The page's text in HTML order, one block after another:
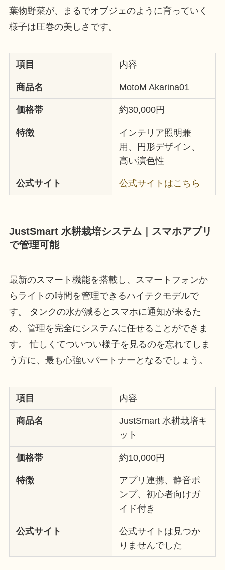
葉物野菜が、まるでオブジェのように育っていく
様子は圧巻の美しさです。
項目 内容
商品名 MotoM Akarina01
価格帯 約30,000円
特徴
インテリア照明兼
用、円形デザイン、
高い演色性
公式サイト 公式サイトはこちら
JustSmart 水耕栽培システム｜スマホアプリ
で管理可能
最新のスマート機能を搭載し、スマートフォンか
らライトの時間を管理できるハイテクモデルで
す。 タンクの水が減るとスマホに通知が来るた
め、管理を完全にシステムに任せることができま
す。 忙しくてついつい様子を見るのを忘れてしま
う方に、最も心強いパートナーとなるでしょう。
項目 内容
商品名
JustSmart 水耕栽培キ
ット
価格帯 約10,000円
特徴
アプリ連携、静音ポ
ンプ、初心者向けガ
イド付き
公式サイト
公式サイトは見つか
りませんでした